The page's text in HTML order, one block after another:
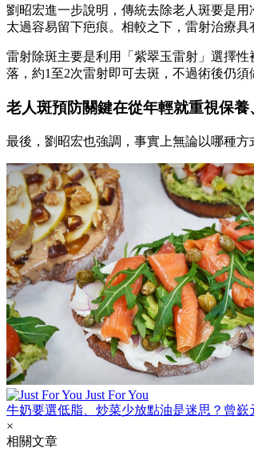
劉昭宏進一步說明，傳統去除老人斑要是
太過容易留下疤痕。相較之下，雷射治療
雷射除斑主要是利用「紫翠玉雷射」選擇
落，約1至2次雷射即可去斑，不過術後仍
老人斑預防關鍵在從年輕就重視保
最後，劉昭宏也強調，事實上無論以哪種
Just For You
牛奶要選低脂、炒菜少放點油是迷思？曾
×
相關文章